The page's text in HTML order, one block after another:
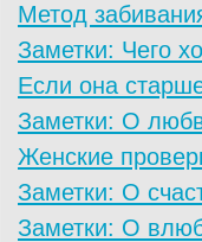
Метод
Заметки: Чего
Если она
Заметки: О
Женские
Заметки: О
Заметки: О